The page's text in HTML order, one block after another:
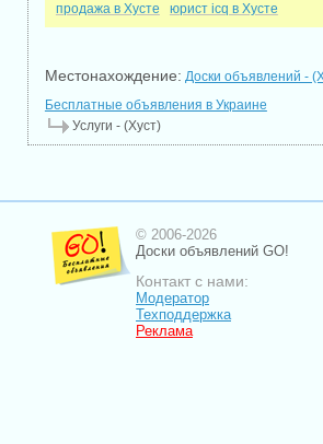
продажа в Хусте
юрист icq в Хусте
Местонахождение: Доски объявлений -
Бесплатные объявления в Украине
Услуги - (Хуст)
© 2006-2026
Доски объявлений GO!
Контакт с нами:
Модератор
Техподдержка
Реклама